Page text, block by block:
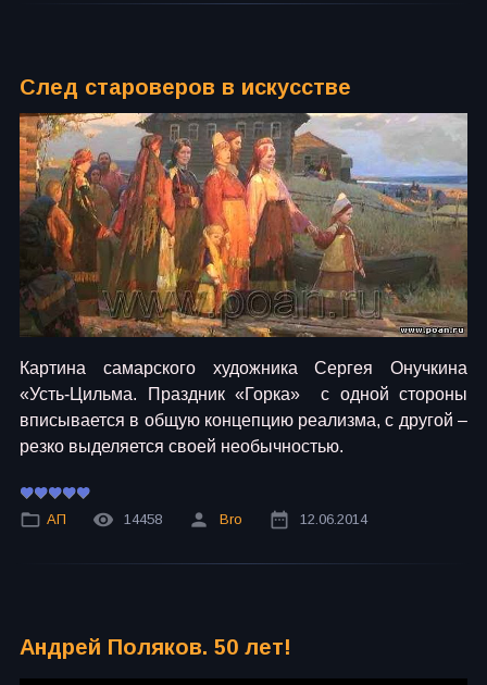
След староверов в искусстве
Картина самарского художника Сергея Онучкина
«Усть-Цильма. Праздник «Горка» с одной стороны
вписывается в общую концепцию реализма, с другой –
резко выделяется своей необычностью.
АП 14458 Bro 12.06.2014
Андрей Поляков. 50 лет!